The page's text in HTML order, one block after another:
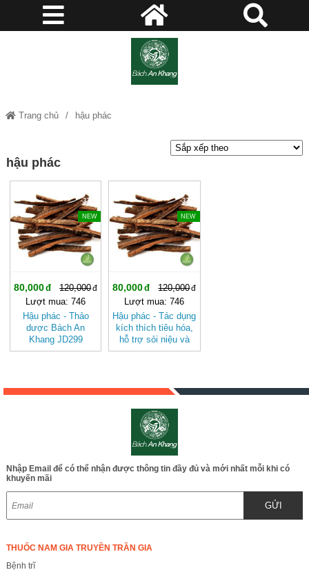
Trang chủ hậu phác
hậu phác
-33%
NEW
80,000
120,000
Lượt mua: 746
Hậu phác - Thảo
dược Bách An
Khang JD299
hauphac
-33%
NEW
80,000
120,000
Lượt mua: 746
Hậu phác - Tác dụng
kích thích tiêu hóa,
hỗ trợ sỏi niệu và
viêm gan mạn tính
Nhập Email để có thể nhận được thông tin đầy đủ và mới nhất mỗi khi có
khuyến mãi
GỬI
THUỐC NAM GIA TRUYỀN TRẦN GIA
Bệnh trĩ